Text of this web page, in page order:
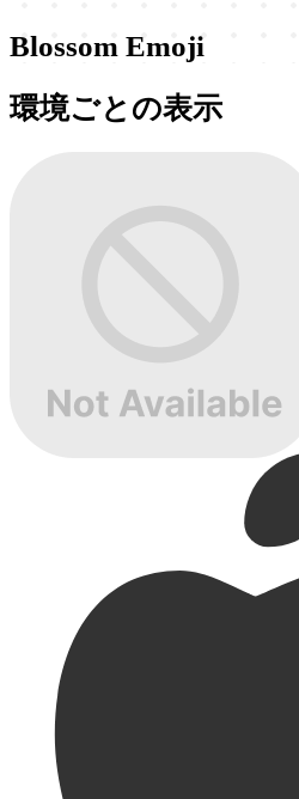
Blossom Emoji
環境ごとの表示